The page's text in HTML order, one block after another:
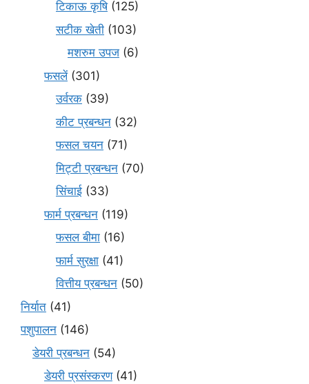
टिकाऊ कृषि(125)
सटीक खेती (103)
मशरुम उपज (6)
फसलें(301)
उर्वरक (39)
कीट प्रबन्धन (32)
फसल चयन (71)
मि‌ट्टी प्रबन्धन (70)
सिंचाई (33)
फार्म प्रबन्धन (119)
फसल बीमा (16)
फार्म सुरक्षा (41)
वित्तीय प्रबन्धन (50)
निर्यात (41)
पशुपालन (146)
डेयरी प्रबन्धन (54)
डेयरी प्रसंस्करण(41)